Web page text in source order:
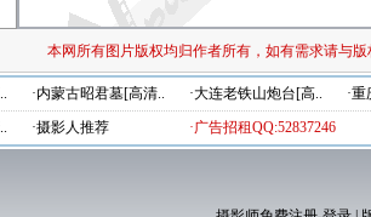
本网所有图片版权均归作者所有，如有需求请与
·内蒙古昭君墓[高清.. ·大连老铁山炮台[高..
·
·摄影人推荐 ·广告招租QQ:52837246